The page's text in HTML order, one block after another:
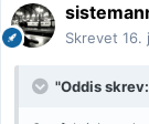
Skrevet 16.
"Oddis skrev: